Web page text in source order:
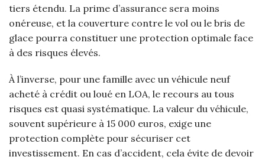
tiers étendu. La prime d’assurance sera moins
onéreuse, et la couverture contre le vol ou le bris de
glace pourra constituer une protection optimale face
à des risques élevés.
À l’inverse, pour une famille avec un véhicule neuf
acheté à crédit ou loué en LOA, le recours au tous
risques est quasi systématique. La valeur du véhicule,
souvent supérieure à 15 000 euros, exige une
protection complète pour sécuriser cet
investissement. En cas d’accident, cela évite de devoir